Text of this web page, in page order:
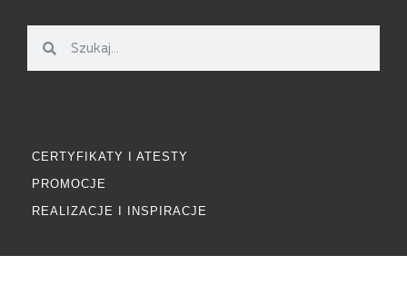
CERTYFIKATY I ATESTY
PROMOCJE
REALIZACJE I INSPIRACJE